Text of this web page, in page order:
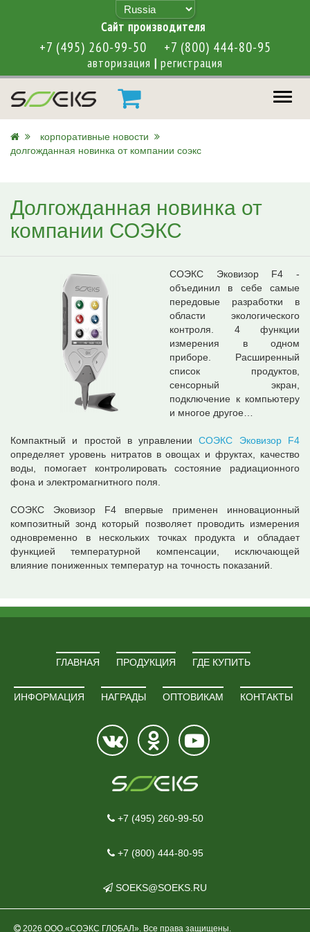
Cайт производителя
+7 (495) 260-99-50 +7 (800) 444-80-95
авторизация | регистрация
меню
корпоративные новости
долгожданная новинка от компании соэкс
Долгожданная новинка от
компании СОЭКС
СОЭКС Эковизор F4 -
объединил в себе самые
передовые разработки в
области экологического
контроля. 4 функции
измерения в одном
приборе. Расширенный
список продуктов,
сенсорный экран,
подключение к компьютеру
и многое другое…
Компактный и простой в управленииСОЭКС Эковизор F4
определяет уровень нитратов в овощах и фруктах, качество
воды, помогает контролировать состояние радиационного
фона и электромагнитного поля.
СОЭКС Эковизор F4 впервые применен инновационный
композитный зонд который позволяет проводить измерения
одновременно в нескольких точках продукта и обладает
функцией температурной компенсации, исключающей
влияние пониженных температур на точность показаний.
ГЛАВНАЯ ПРОДУКЦИЯ ГДЕ КУПИТЬ
ИНФОРМАЦИЯ НАГРАДЫ ОПТОВИКАМ КОНТАКТЫ
+7 (495) 260-99-50
+7 (800) 444-80-95
SOEKS@SOEKS.RU
2026 ООО «СОЭКС ГЛОБАЛ». Все права защищены.